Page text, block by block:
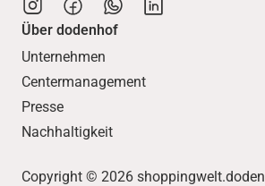
Über dodenhof
Unternehmen
Centermanagement
Presse
Nachhaltigkeit
Copyright © 2026